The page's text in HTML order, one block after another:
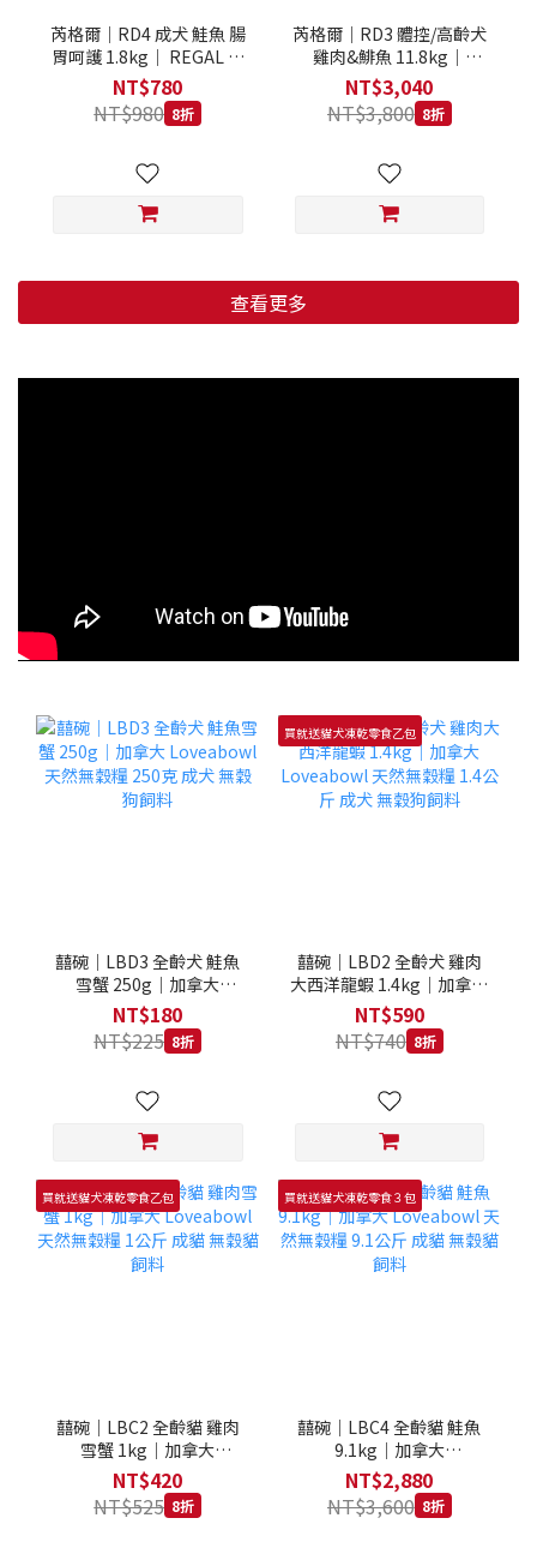
芮格爾｜RD4 成犬 鮭魚 腸
胃呵護 1.8kg｜ REGAL 天
然犬糧 狗飼料
NT$780
NT$980 8折
芮格爾｜RD3 體控/高齡犬
雞肉&鯡魚 11.8kg｜
REGAL 天然犬糧 狗飼料
NT$3,040
NT$3,800 8折
查看更多
囍碗｜LBD3 全齡犬 鮭魚
雪蟹 250g｜加拿大
Loveabowl 天然無穀糧
250克 成犬 無穀狗飼料
NT$180
NT$225 8折
買就送貓犬凍乾零食乙包
囍碗｜LBD2 全齡犬 雞肉
大西洋龍蝦 1.4kg｜加拿大
Loveabowl 天然無穀糧
1.4公斤 成犬 無穀狗飼料
NT$590
NT$740 8折
買就送貓犬凍乾零食乙包
囍碗｜LBC2 全齡貓 雞肉
雪蟹 1kg｜加拿大
Loveabowl 天然無穀糧 1
公斤 成貓 無穀貓飼料
NT$420
NT$525 8折
買就送貓犬凍乾零食３包
囍碗｜LBC4 全齡貓 鮭魚
9.1kg｜加拿大
Loveabowl 天然無穀糧
9.1公斤 成貓 無穀貓飼料
NT$2,880
NT$3,600 8折